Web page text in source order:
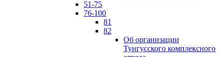
51-75
76-100
81
82
Об организации
Тунгусского комплексного